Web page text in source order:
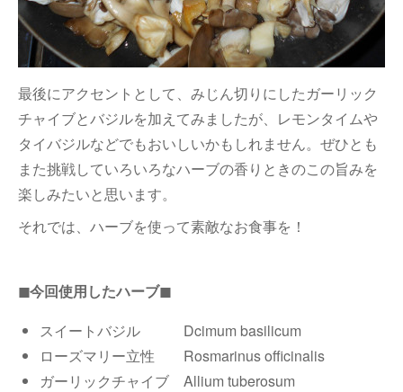
最後にアクセントとして、みじん切りにしたガーリック
チャイブとバジルを加えてみましたが、レモンタイムや
タイバジルなどでもおいしいかもしれません。ぜひとも
また挑戦していろいろなハーブの香りときのこの旨みを
楽しみたいと思います。
それでは、ハーブを使って素敵なお食事を！
◼︎今回使用したハーブ◼︎
スイートバジル Dcimum basilicum
ローズマリー立性 Rosmarinus officinalis
ガーリックチャイブ Allium tuberosum